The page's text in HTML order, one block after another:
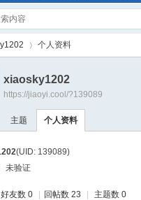
个人资料
xiaosky1202
https://jiaoyi.cool/?139089
主题 个人资料
(UID: 139089)
未验证
好友数 0 回帖数 23 主题数 0